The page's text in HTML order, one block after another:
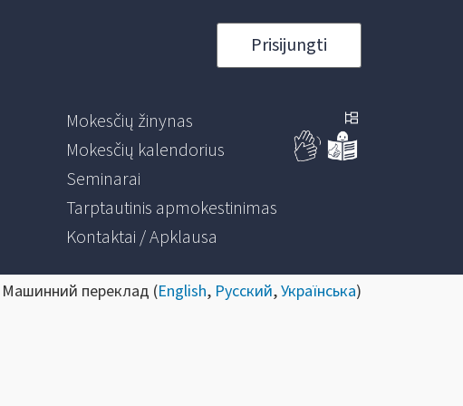
Prisijungti
Mokesčių žinynas
Mokesčių kalendorius
Seminarai
Tarptautinis apmokestinimas
Kontaktai / Apklausa
переклад (English, Русский,Українська)